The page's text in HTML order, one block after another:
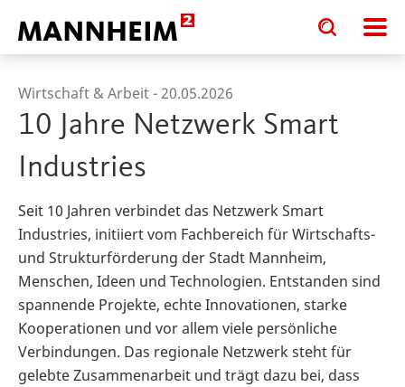
Toggle
search
input
Toggle
search
input
Wirtschaft & Arbeit -20.05.2026
10 Jahre Netzwerk Smart
Industries
Seit 10 Jahren verbindet das Netzwerk Smart
Industries, initiiert vom Fachbereich für Wirtschafts-
und Strukturförderung der Stadt Mannheim,
Menschen, Ideen und Technologien. Entstanden sind
spannende Projekte, echte Innovationen, starke
Kooperationen und vor allem viele persönliche
Verbindungen. Das regionale Netzwerk steht für
gelebte Zusammenarbeit und trägt dazu bei, dass